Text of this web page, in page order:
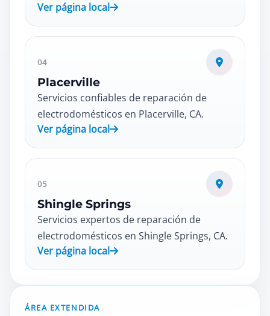
Ver página local
04
Placerville
Servicios confiables de reparación de
electrodomésticos en Placerville, CA.
Ver página local
05
Shingle Springs
Servicios expertos de reparación de
electrodomésticos en Shingle Springs, CA.
Ver página local
ÁREA EXTENDIDA